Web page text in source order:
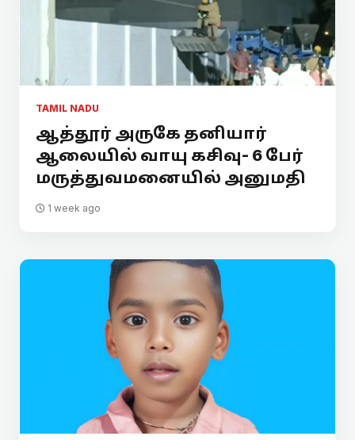
TAMIL NADU
ஆத்தூர் அருகே தனியார்
ஆலையில் வாயு கசிவு- 6 பேர்
மருத்துவமனையில் அனுமதி
1 week ago